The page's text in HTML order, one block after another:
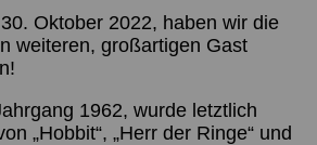
Oktober 2022, haben wir die
weiteren, großartigen Gast
1962, wurde letztlich
„Hobbit“, „Herr der Ringe“ und